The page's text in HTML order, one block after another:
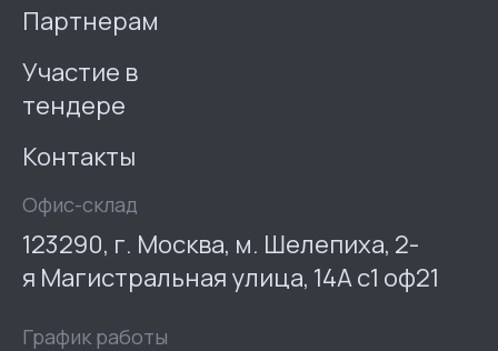
Партнерам
Участие в
тендере
Контакты
Офис-склад
123290, г. Москва, м. Шелепиха, 2-
я Магистральная улица, 14А с1 оф21
График работы